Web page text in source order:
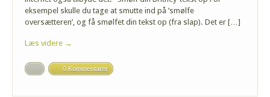
eksempel skulle du tage at smutte ind på ’smølfe
oversætteren’, og få smølfet din tekst op (fra slap). Det er […]
Læs videre →
0 Kommentarer